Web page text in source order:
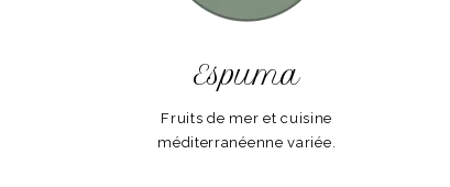
Espuma
Fruits de mer et cuisine
méditerranéenne variée.